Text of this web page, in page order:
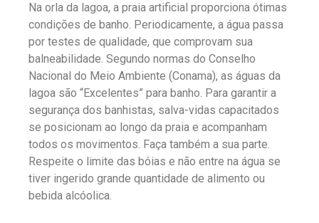
Na orla da lagoa, a praia artificial proporciona ótimas
condições de banho. Periodicamente, a água passa
por testes de qualidade, que comprovam sua
balneabilidade. Segundo normas do Conselho
Nacional do Meio Ambiente (Conama), as águas da
lagoa são “Excelentes” para banho. Para garantir a
segurança dos banhistas, salva-vidas capacitados
se posicionam ao longo da praia e acompanham
todos os movimentos. Faça também a sua parte.
Respeite o limite das bóias e não entre na água se
tiver ingerido grande quantidade de alimento ou
bebida alcóolica.